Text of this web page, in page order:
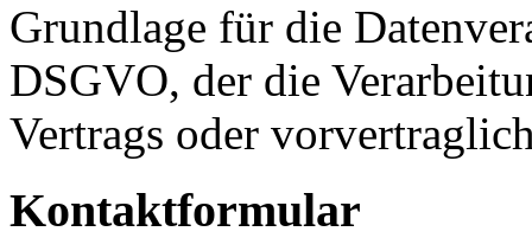
Grundlage für die
DSGVO, der die
Vertrags oder
Kontaktformular